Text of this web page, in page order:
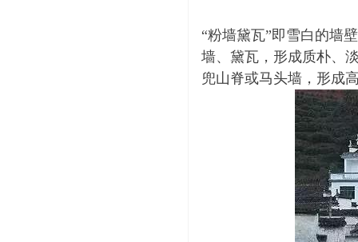
“粉墙黛瓦”即雪白的墙
墙、黛瓦，形成质朴、
兜山脊或马头墙，形成